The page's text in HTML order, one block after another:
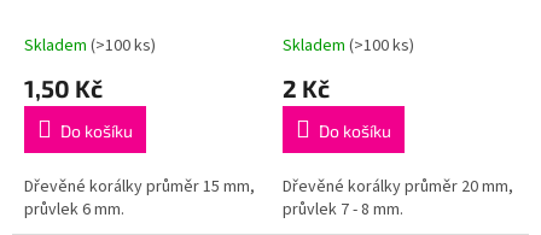
Skladem (>100 ks)
1,50 Kč
Do košíku
Dřevěné korálky průměr 15 mm,
průvlek 6 mm.
Skladem (>100 ks)
2 Kč
Do košíku
Dřevěné korálky průměr 20 mm,
průvlek 7 - 8 mm.